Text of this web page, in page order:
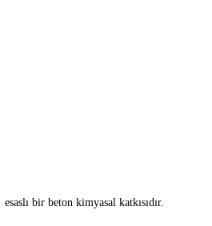
esaslı bir beton kimyasal katkısıdır.